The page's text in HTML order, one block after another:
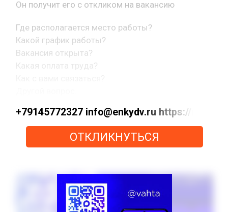
Он получит его с откликом на вакансию
Где располагается место работы?
Какой график работы?
Вакансия открыта?
Какая оплата труда?
+79145772327 info@enkydv.ru https://
ОТКЛИКНУТЬСЯ